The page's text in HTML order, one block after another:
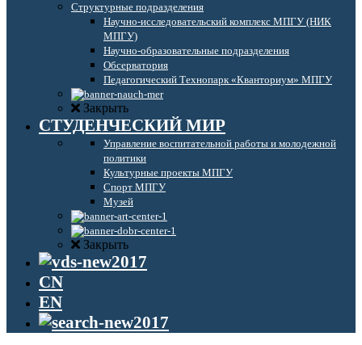
Структурные подразделения
Научно-исследовательский комплекс МПГУ (НИК
МПГУ)
Научно-образовательные подразделения
Обсерватория
Педагогический Технопарк «Кванториум» МПГУ
Закрыть
СТУДЕНЧЕСКИЙ МИР
Управление воспитательной работы и молодежной
политики
Культурные проекты МПГУ
Спорт МПГУ
Музей
Закрыть
CN
EN